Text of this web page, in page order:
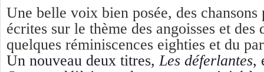
Une belle voix bien posée, des
écrites sur le thème des angoisses et des
quelques réminiscences eighties et du
Un nouveau deux titres, Les déferlantes,